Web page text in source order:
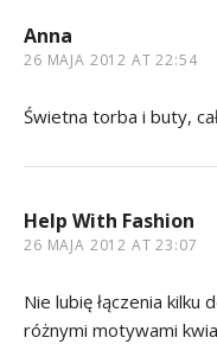
Anna
26 MAJA 2012 AT 22:54
Świetna torba i buty,
Help With Fashion
26 MAJA 2012 AT 23:07
Nie lubię łączenia kilku
różnymi motywami